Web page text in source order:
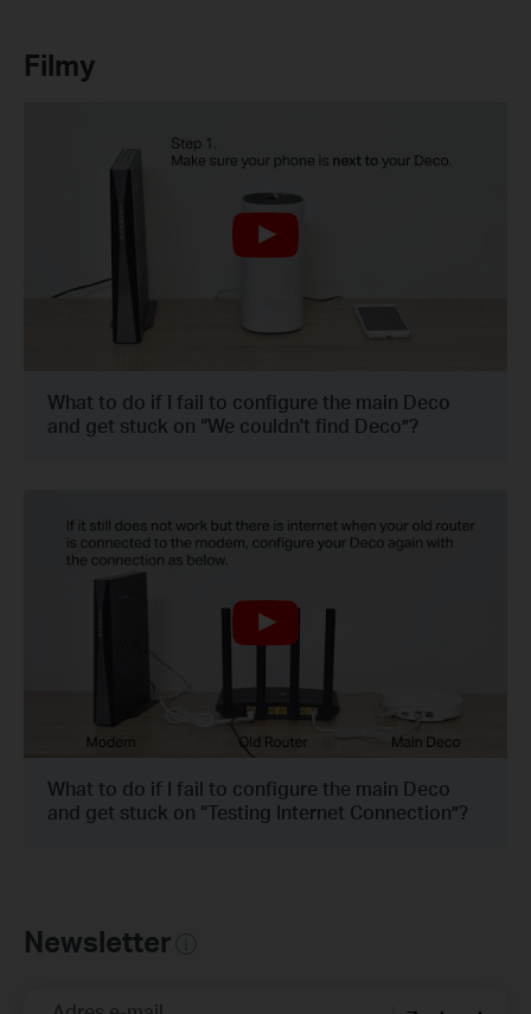
Filmy
What to do if I fail to configure the main Deco
and get stuck on “We couldn't find Deco”?
What to do if I fail to configure the main Deco
and get stuck on “Testing Internet Connection”?
Newsletter